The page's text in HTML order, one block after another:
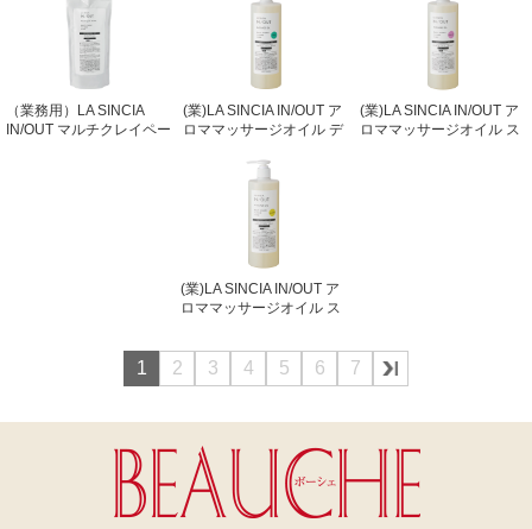
（業務用）LA SINCIA
IN/OUT マルチクレイペー
(業)LA SINCIA IN/OUT ア
ロママッサージオイル デ
(業)LA SINCIA IN/OUT ア
ロママッサージオイル ス
(業)LA SINCIA IN/OUT ア
ロママッサージオイル ス
1 2 3 4 5 6 7